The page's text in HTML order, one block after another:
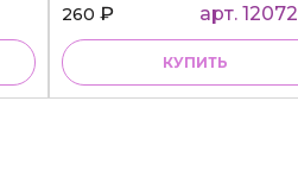
260 ₽ арт. 12072
КУПИТЬ